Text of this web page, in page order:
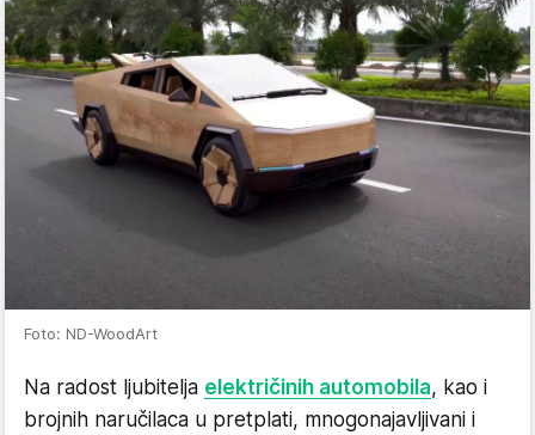
Foto: ND-WoodArt
Na radost ljubitelja električinih automobila, kao i
brojnih naručilaca u pretplati, mnogonajavljivani i